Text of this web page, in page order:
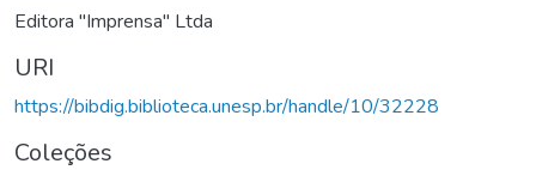
Editora "Imprensa" Ltda
URI
https://bibdig.biblioteca.unesp.br/handle/10/32228
Coleções